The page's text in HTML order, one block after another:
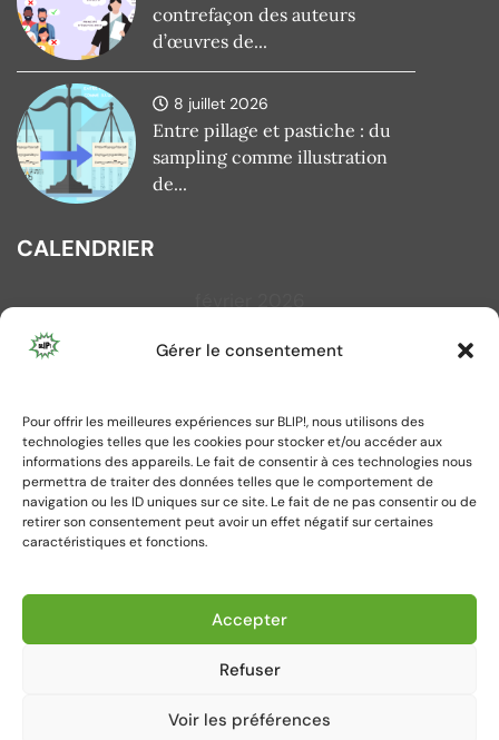
Gérer le consentement
Pour offrir les meilleures expériences sur BLIP!, nous utilisons des
technologies telles que les cookies pour stocker et/ou accéder aux
informations des appareils. Le fait de consentir à ces technologies nous
permettra de traiter des données telles que le comportement de
navigation ou les ID uniques sur ce site. Le fait de ne pas consentir ou de
retirer son consentement peut avoir un effet négatif sur certaines
caractéristiques et fonctions.
Accepter
Refuser
Voir les préférences
contrefaçon des auteurs
d’œuvres de...
8 juillet 2026
Entre pillage et pastiche : du
sampling comme illustration
de...
CALENDRIER
L
9
10 11 12 13 14
15
16
17 18 19 20 21
22
23
24 25 26 27 28
« Jan Mar »